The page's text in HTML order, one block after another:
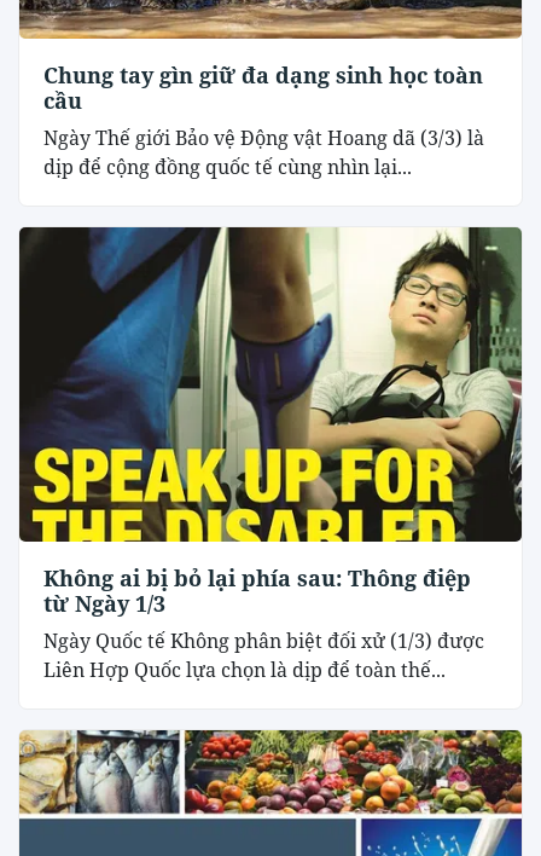
Chung tay gìn giữ đa dạng sinh học toàn
cầu
Ngày Thế giới Bảo vệ Động vật Hoang dã (3/3) là
dịp để cộng đồng quốc tế cùng nhìn lại...
Không ai bị bỏ lại phía sau: Thông điệp
từ Ngày 1/3
Ngày Quốc tế Không phân biệt đối xử (1/3) được
Liên Hợp Quốc lựa chọn là dịp để toàn thế...